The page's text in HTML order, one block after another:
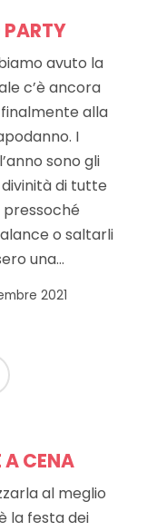
avuto la
c’è ancora
alla
I
sono gli
di tutte
pressoché
o saltarli
una…
2021
CENA
al meglio
la festa dei